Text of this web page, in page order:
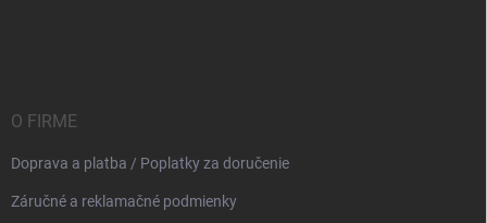
O FIRME
Doprava a platba / Poplatky za doručenie
Záručné a reklamačné podmienky